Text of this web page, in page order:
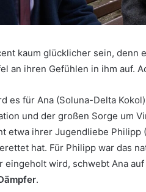
kaum glücklicher sein, denn
an ihren Gefühlen in ihm auf.
es für Ana (Soluna-Delta
und der großen Sorge um
etwa ihrer Jugendliebe Philipp
hat. Für Philipp war das
eingeholt wird, schwebt Ana
.